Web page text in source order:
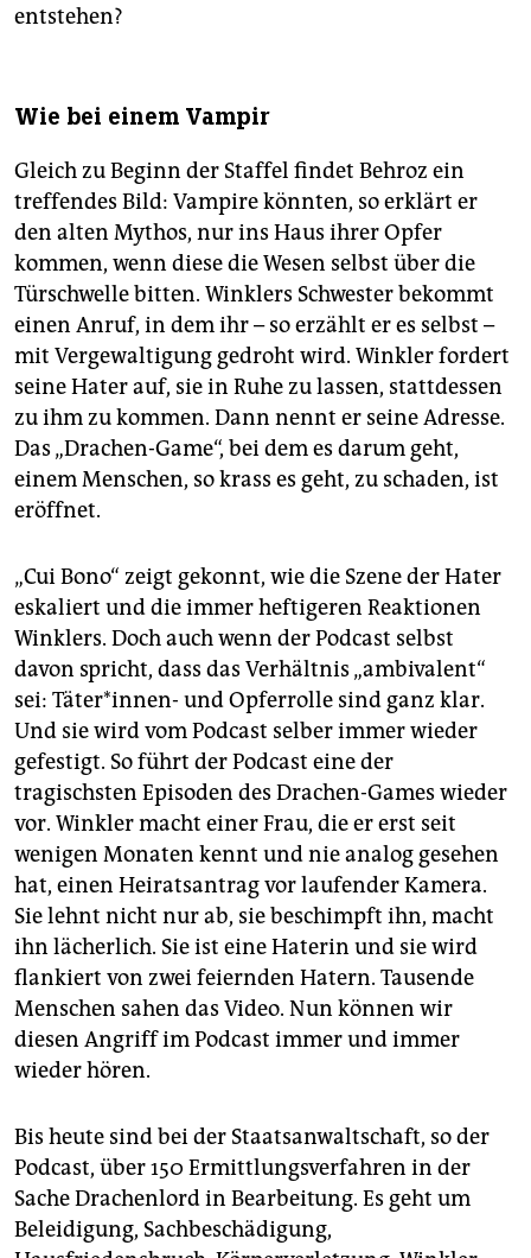
entstehen?
Wie bei einem Vampir
Gleich zu Beginn der Staffel findet Behroz ein
treffendes Bild: Vampire könnten, so erklärt er
den alten Mythos, nur ins Haus ihrer Opfer
kommen, wenn diese die Wesen selbst über die
Türschwelle bitten. Winklers Schwester bekommt
einen Anruf, in dem ihr – so erzählt er es selbst –
mit Vergewaltigung gedroht wird. Winkler fordert
seine Hater auf, sie in Ruhe zu lassen, stattdessen
zu ihm zu kommen. Dann nennt er seine Adresse.
Das „Drachen-Game“, bei dem es darum geht,
einem Menschen, so krass es geht, zu schaden, ist
eröffnet.
„Cui Bono“ zeigt gekonnt, wie die Szene der Hater
eskaliert und die immer heftigeren Reaktionen
Winklers. Doch auch wenn der Podcast selbst
davon spricht, dass das Verhältnis „ambivalent“
sei: Täter*innen- und Opferrolle sind ganz klar.
Und sie wird vom Podcast selber immer wieder
gefestigt. So führt der Podcast eine der
tragischsten Episoden des Drachen-Games wieder
vor. Winkler macht einer Frau, die er erst seit
wenigen Monaten kennt und nie analog gesehen
hat, einen Heiratsantrag vor laufender Kamera.
Sie lehnt nicht nur ab, sie beschimpft ihn, macht
ihn lächerlich. Sie ist eine Haterin und sie wird
flankiert von zwei feiernden Hatern. Tausende
Menschen sahen das Video. Nun können wir
diesen Angriff im Podcast immer und immer
wieder hören.
Bis heute sind bei der Staatsanwaltschaft, so der
Podcast, über 150 Ermittlungsverfahren in der
Sache Drachenlord in Bearbeitung. Es geht um
Beleidigung, Sachbeschädigung,